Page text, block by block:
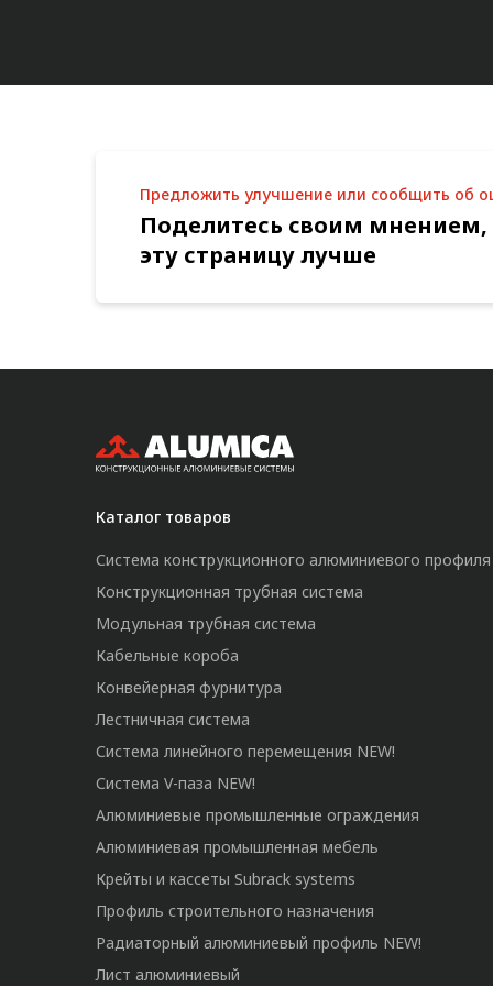
Предложить улучшение или сообщить об
Поделитесь своим мнением,
эту страницу лучше
Каталог товаров
Система конструкционного алюминиевого профиля
Конструкционная трубная система
Модульная трубная система
Кабельные короба
Конвейерная фурнитура
Лестничная система
Система линейного перемещения NEW!
Система V-паза NEW!
Алюминиевые промышленные ограждения
Алюминиевая промышленная мебель
Крейты и кассеты Subrack systems
Профиль строительного назначения
Радиаторный алюминиевый профиль NEW!
Лист алюминиевый